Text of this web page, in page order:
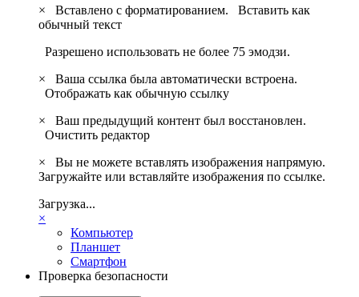
×
Вставлено с форматированием. Вставить как
обычный текст
Разрешено использовать не более 75 эмодзи.
×
Ваша ссылка была автоматически встроена.
Отображать как обычную ссылку
×
Ваш предыдущий контент был восстановлен.
Очистить редактор
×
Вы не можете вставлять изображения напрямую.
Загружайте или вставляйте изображения по ссылке.
Загрузка...
×
Компьютер
Планшет
Смартфон
Проверка безопасности